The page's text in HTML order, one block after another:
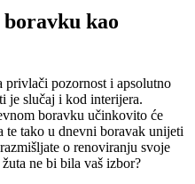
kao
pozornost i apsolutno
je slučaj i kod interijera.
boravku učinkovito će
te tako u dnevni boravak unijeti
o renoviranju svoje
ne bi bila vaš izbor?